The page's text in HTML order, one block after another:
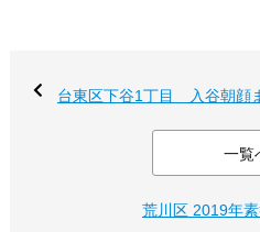
台東区下谷1丁目 入谷朝顔
一覧
荒川区 2019年